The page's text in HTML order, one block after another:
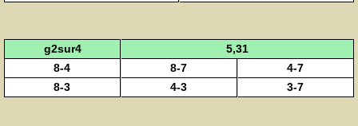
g2sur4
5,31
8-4
8-7
4-7
8-3
4-3 3-7